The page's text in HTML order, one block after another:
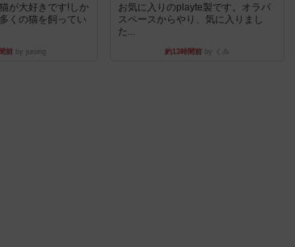
が大好きです!しか
くの猫を飼ってい
前by jurong
お気に入りのplayte製です。オラパ
スペースからやり、気に入りまし
た...
約13時間前 by くみ